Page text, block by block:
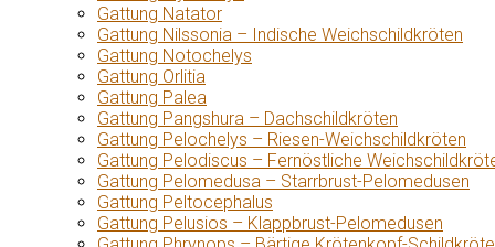
Gattung Natator
Gattung Nilssonia – Indische Weichschildkröten
Gattung Notochelys
Gattung Orlitia
Gattung Palea
Gattung Pangshura – Dachschildkröten
Gattung Pelochelys – Riesen-Weichschildkröten
Gattung Pelodiscus – Fernöstliche
Gattung Pelomedusa – Starrbrust-Pelomedusen
Gattung Peltocephalus
Gattung Pelusios – Klappbrust-Pelomedusen